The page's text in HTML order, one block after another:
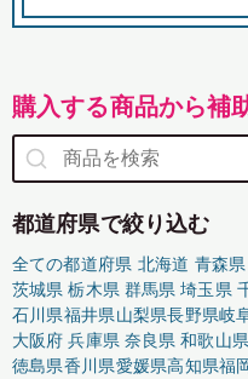
購入する商品から補
都道府県で絞り込む
全ての都道府県 北海道 青森県
茨城県 栃木県 群馬県 埼玉県
石川県福井県山梨県長野県岐
大阪府 兵庫県 奈良県 和歌山県
徳島県香川県愛媛県高知県福